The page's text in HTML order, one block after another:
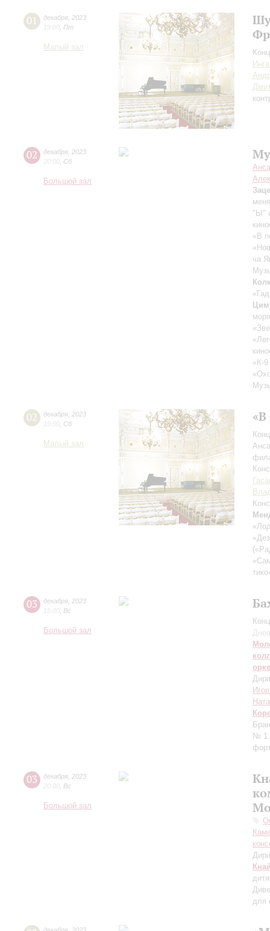
01 декабря 2023
19:00 Пт
Малый зал
02 декабря 2023
20:00 Сб
Большой зал
"Ы"
«В
ча
«К-
02 декабря 2023
19:00 Сб
Малый зал
«В
03 декабря 2023
15:00 Вс
Большой зал
№ 1
03 декабря 2023
20:00 Вс
Большой зал
для